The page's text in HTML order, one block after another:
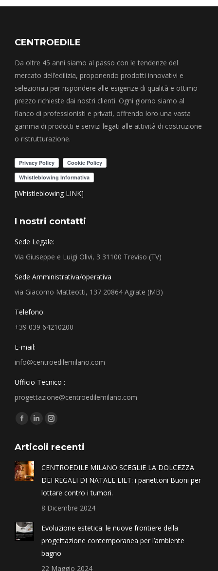
CENTROEDILE
Da oltre 45 anni siamo al passo con le tendenze del
mercato dell’edilizia, proponendo prodotti innovativi e
selezionati per rispondere alle esigenze di qualità e ottimo
prezzo richieste dai nostri clienti. Ogni giorno siamo al
fianco di professionisti e privati, offrendo loro una vasta
gamma di prodotti e servizi legati alle attività di costruzione
o ristrutturazione.
[Whistleblowing LINK]
I nostri contatti
Sede Legale:
Via Giuseppe e Luigi Olivi, 3 31100 Treviso (TV)
Sede Amministrativa/operativa
via Giacomo Matteotti, 137 20864 Agrate (MB)
Telefono:
+39 039 64210200
E-mail:
info@centroedilemilano.com
Ufficio Tecnico :
progettazione@centroedilemilano.com
Find us on:
Articoli recenti
CENTROEDILE MILANO SCEGLIE LA DOLCEZZA
DEI REGALI DI NATALE LILT: i panettoni Buoni per
lottare contro i tumori.
8 Dicembre 2024
Evoluzione estetica: le nuove frontiere della
progettazione contemporanea per l’ambiente
bagno
22 Maggio 2024